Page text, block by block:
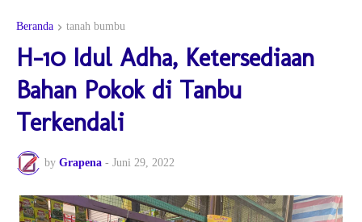
Beranda tanah bumbu
H-10 Idul Adha, Ketersediaan
Bahan Pokok di Tanbu
Terkendali
by Grapena - Juni 29, 2022